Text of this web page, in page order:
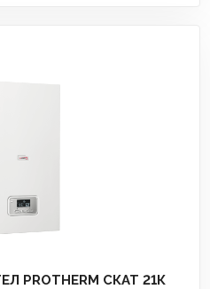
PROTHERM СКАТ 21К